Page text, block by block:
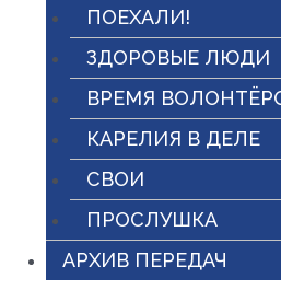
ПОЕХАЛИ!
ЗДОРОВЫЕ ЛЮДИ
ВРЕМЯ
КАРЕЛИЯ В ДЕЛЕ
СВОИ
ПРОСЛУШКА
АРХИВ ПЕРЕДАЧ